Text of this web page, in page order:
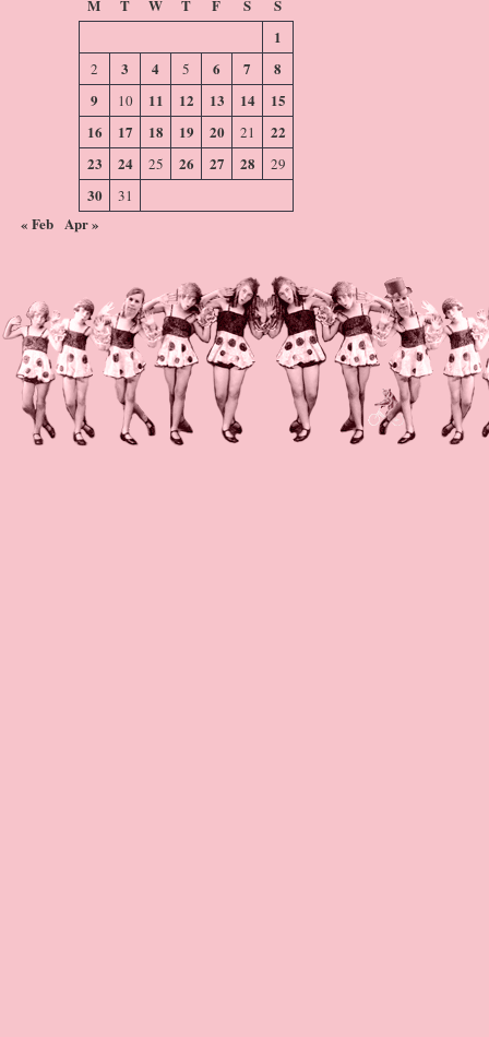
M T W T F S
S
1
2 3 4 5 6 7
8
9
10 11 12 13 14
15
16
17 18 19 20 21
22
23
24 25 26 27 28 29
30 31
« Feb Apr »